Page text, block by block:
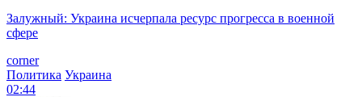
Залужный: Украина исчерпала ресурс прогресса в военной
сфере
corner
Политика Украина
02:44